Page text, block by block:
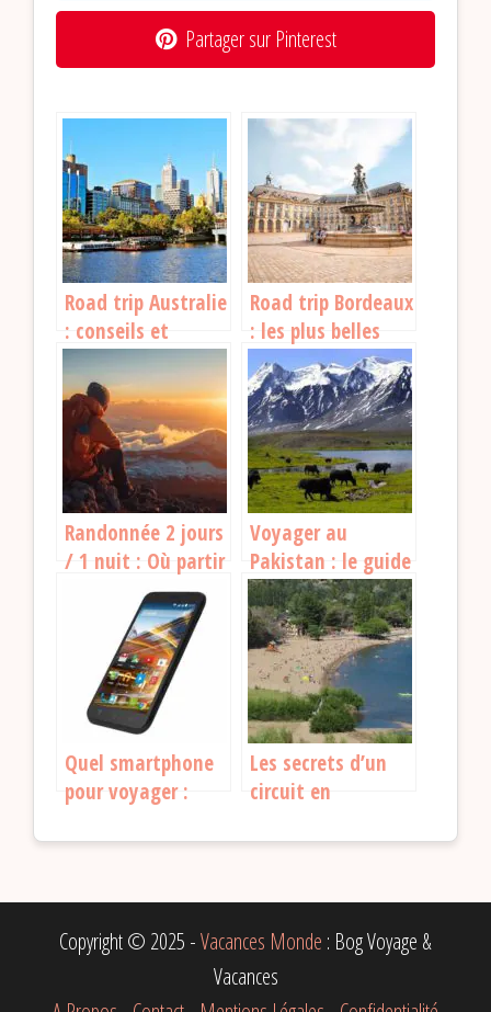
Partager sur Pinterest
Road trip Australie
: conseils et
itinéraires pour un
voyage inoubliable
Road trip Bordeaux
: les plus belles
escapades à partir
de la capitale du
vin
Randonnée 2 jours
/ 1 nuit : Où partir
pour une aventure
inoubliable ?
Voyager au
Pakistan : le guide
ultime pour une
aventure
inoubliable !
Quel smartphone
pour voyager :
bon choix ?
Les secrets d’un
circuit en
inoubliable
Copyright © 2025 -Vacances Monde : Bog Voyage &
Vacances